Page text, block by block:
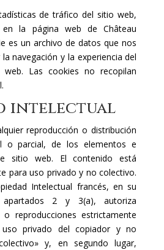
de tráfico del sitio web,
la página web de Château
es un archivo de datos que nos
navegación y la experiencia del
Las cookies no recopilan
intelectual
reproducción o distribución
o parcial, de los elementos e
sitio web. El contenido está
para uso privado y no colectivo.
Intelectual francés, en su
2 y 3(a), autoriza
o reproducciones estrictamente
privado del copiador y no
y, en segundo lugar,